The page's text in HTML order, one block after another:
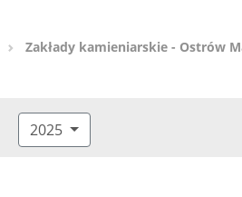
Zakłady kamieniarskie - Ostrów
2025